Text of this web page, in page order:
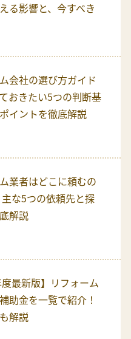
る影響と、今すべき
会社の選び方ガイド
おきたい5つの判断基
イントを徹底解説
業者はどこに頼むの
な5つの依頼先と探
解説
度最新版】リフォーム
助金を一覧で紹介！
解説